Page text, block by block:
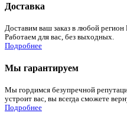
Доставка
Доставим ваш заказ в любой регион
Работаем для вас, без выходных.
Подробнее
Мы гарантируем
Мы гордимся безупречной
устроит вас, вы всегда сможете
Подробнее